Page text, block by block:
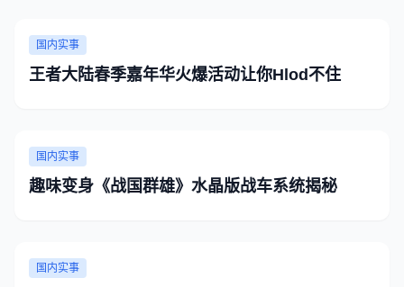
国内实事
王者大陆春季嘉年华火爆活动让你Hlod不住
国内实事
趣味变身《战国群雄》水晶版战车系统揭秘
国内实事